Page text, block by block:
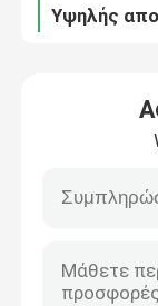
Ποιοτικός
VR SHOW